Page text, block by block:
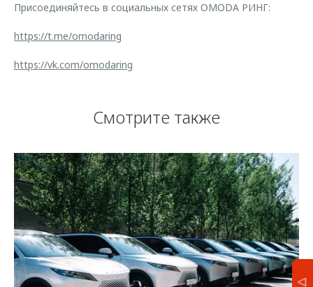
Присоединяйтесь в социальных сетях OMODA РИНГ:
https://t.me/omodaring
https://vk.com/omodaring
Смотрите также